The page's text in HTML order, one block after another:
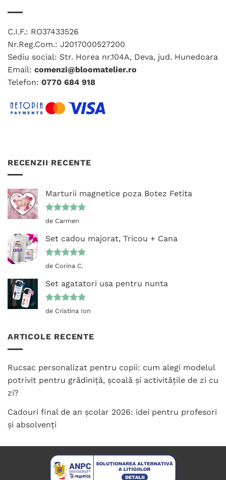
C.I.F.: RO37433526
Nr.Reg.Com.: J2017000527200
Sediu social: Str. Horea nr.104A, Deva, jud. Hunedoara
Email: comenzi@bloomatelier.ro
Telefon: 0770 684 918
RECENZII RECENTE
Marturii magnetice poza Botez Fetita
Evaluat la
de Carmen
Set cadou majorat, Tricou + Cana
Evaluat la
de Corina C.
Set agatatori usa pentru nunta
Evaluat la
de Cristina Ion
ARTICOLE RECENTE
Rucsac personalizat pentru copii: cum alegi modelul
potrivit pentru grădiniță, școală și activitățile de zi cu
zi?
Cadouri final de an școlar 2026: idei pentru profesori
și absolvenți